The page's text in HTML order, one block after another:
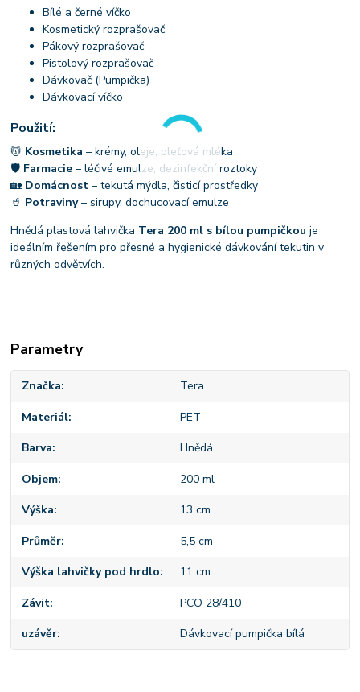
Bílé a černé víčko
Kosmetický rozprašovač
Pákový rozprašovač
Pistolový rozprašovač
Dávkovač (Pumpička)
Dávkovací víčko
Použití:
💆 Kosmetika – krémy, oleje, pleťová mléka
🛡 Farmacie – léčivé emulze, dezinfekční roztoky
🏡 Domácnost – tekutá mýdla, čisticí prostředky
🥤 Potraviny– sirupy, dochucovací emulze
Hnědá plastová lahvička Tera 200 ml s bílou pumpičkou je
ideálním řešením pro přesné a hygienické dávkování tekutin v
různých odvětvích.
Parametry
Značka Tera
Materiál PET
Barva Hnědá
Objem 200 ml
Výška 13 cm
Průměr 5,5 cm
Výška lahvičky pod hrdlo 11 cm
Závit PCO 28/410
uzávěr Dávkovací pumpička bílá